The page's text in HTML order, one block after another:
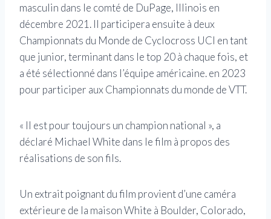
masculin dans le comté de DuPage, Illinois en
décembre 2021. Il participera ensuite à deux
Championnats du Monde de Cyclocross UCI en tant
que junior, terminant dans le top 20 à chaque fois, et
a été sélectionné dans l’équipe américaine. en 2023
pour participer aux Championnats du monde de VTT.
« Il est pour toujours un champion national », a
déclaré Michael White dans le film à propos des
réalisations de son fils.
Un extrait poignant du film provient d’une caméra
extérieure de la maison White à Boulder, Colorado,